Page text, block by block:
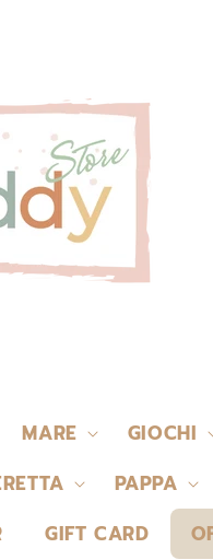
MARE GIOCHI
PAPPA
GIFT CARD